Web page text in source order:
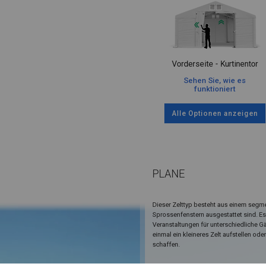
Vorderseite - Kurtinentor
Sehen Sie, wie es
funktioniert
Alle Optionen anzeigen
PLANE
Dieser Zelttyp besteht aus einem
Sprossenfenstern ausgestattet sind.
Veranstaltungen für unterschiedliche
einmal ein kleineres Zelt aufstellen
schaffen.